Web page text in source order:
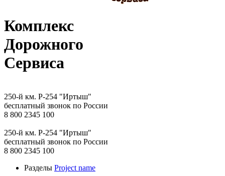
Комплекс
Дорожного
Сервиса
250-й км. Р-254 "Иртыш"
бесплатный звонок по России
8 800 2345 100
250-й км. Р-254 "Иртыш"
бесплатный звонок по России
8 800 2345 100
Разделы Project name